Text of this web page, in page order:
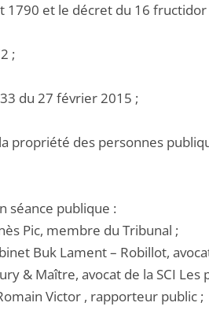
1790 et le décret du 16 fructidor
;
du 27 février 2015 ;
propriété des personnes
séance publique :
Pic, membre du Tribunal ;
Buk Lament – Robillot,
& Maître, avocat de la SCI Les
Victor , rapporteur public ;